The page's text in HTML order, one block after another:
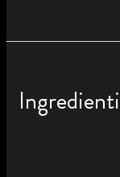
Ingredienti